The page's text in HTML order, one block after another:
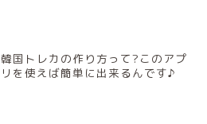
韓国トレカの作り方って?このアプ
リを使えば簡単に出来るんです♪